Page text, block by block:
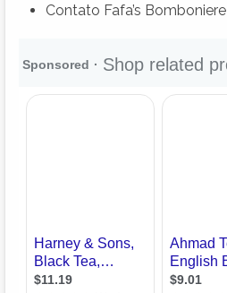
Contato Fafa’s Bomboniere